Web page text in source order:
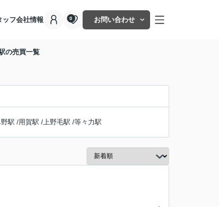
ッフ会社情報 0 お問い合わせ
の売買一覧
駅 /用賀駅 / 上野毛駅 /等々力駅